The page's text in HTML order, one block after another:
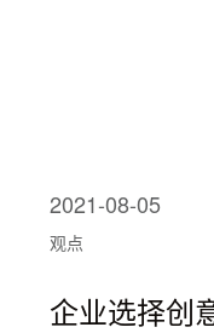
2021-08-05
观点
企业选择创